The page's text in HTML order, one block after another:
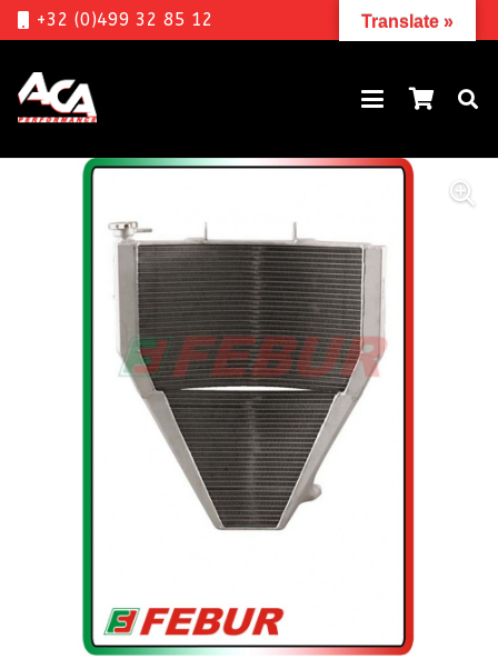
+32 (0)499 32 85 12 Translate »